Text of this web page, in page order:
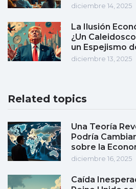
diciembre 14, 2025
La Ilusión
¿Un
un Espejismo
diciembre 13, 2025
Related topics
Una Teoría
Podría
sobre la
diciembre 16, 2025
Caída